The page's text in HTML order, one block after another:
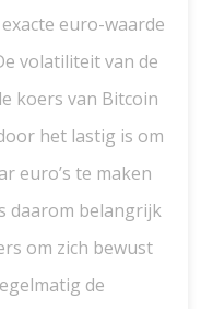
euro-waarde
volatiliteit van de
koers van Bitcoin
het lastig is om
euro’s te maken
daarom belangrijk
om zich bewust
de